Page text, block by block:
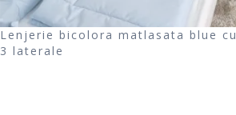
Lenjerie bicolora matlasata blue cu
3 laterale